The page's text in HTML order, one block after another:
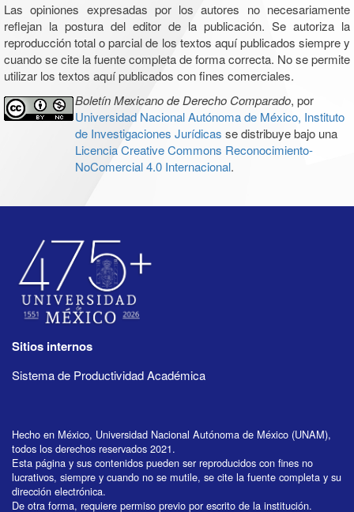
Las opiniones expresadas por los autores no necesariamente
reflejan la postura del editor de la publicación. Se autoriza la
reproducción total o parcial de los textos aquí publicados siempre y
cuando se cite la fuente completa de forma correcta. No se permite
utilizar los textos aquí publicados con fines comerciales.
Boletín Mexicano de Derecho Comparado, por
Universidad Nacional Autónoma de México, Instituto
de Investigaciones Jurídicas se distribuye bajo una
Licencia Creative Commons Reconocimiento-
NoComercial 4.0 Internacional.
Sitios internos
Sistema de Productividad Académica
Hecho en México, Universidad Nacional Autónoma de México (UNAM),
todos los derechos reservados 2021.
Esta página y sus contenidos pueden ser reproducidos con fines no
lucrativos, siempre y cuando no se mutile, se cite la fuente completa y su
dirección electrónica.
De otra forma, requiere permiso previo por escrito de la institución.